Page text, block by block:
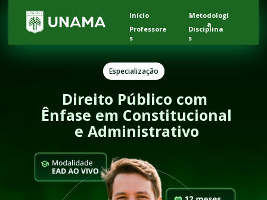
Direito Público com
Ênfase em Constitucional
e Administrativo
Início
Metodologi
a
Professore
s
Especialização
Disciplina
s